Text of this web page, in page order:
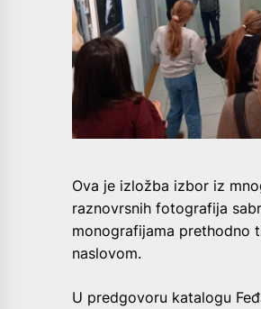
Ova je izložba izbor iz
raznovrsnih fotografija
monografijama prethodno
naslovom.
U predgovoru katalogu